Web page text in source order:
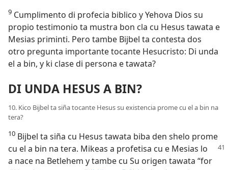
9 Cumplimento di profecia biblico y Yehova Dios su
propio testimonio ta mustra bon cla cu Hesus tawata e
Mesias priminti. Pero tambe Bijbel ta contesta dos
otro pregunta importante tocante Hesucristo: Di unda
el a bin, y ki clase di persona e tawata?
DI UNDA HESUS A BIN?
10. Kico Bijbel ta siña tocante Hesus su existencia prome cu el a bin na
tera?
10 Bijbel ta siña cu Hesus tawata biba den shelo prome
cu el a bin na tera. Mikeas a profetisa cu e Mesias lo
a nace na Betlehem y tambe cu Su origen tawata “for